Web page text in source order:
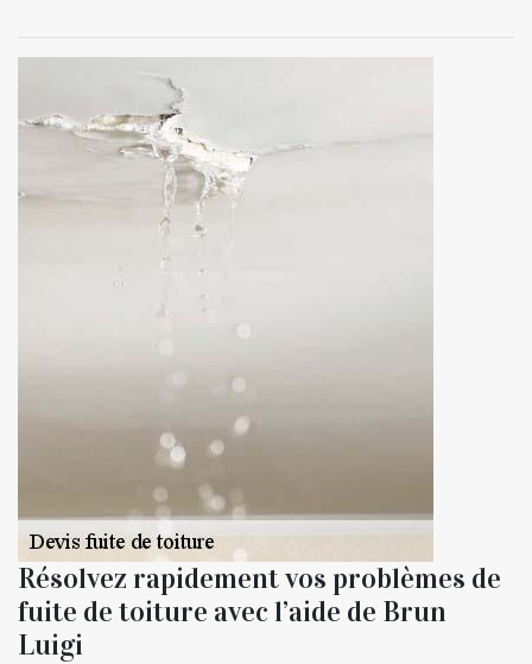
Résolvez rapidement vos problèmes de
fuite de toiture avec l’aide de Brun
Luigi